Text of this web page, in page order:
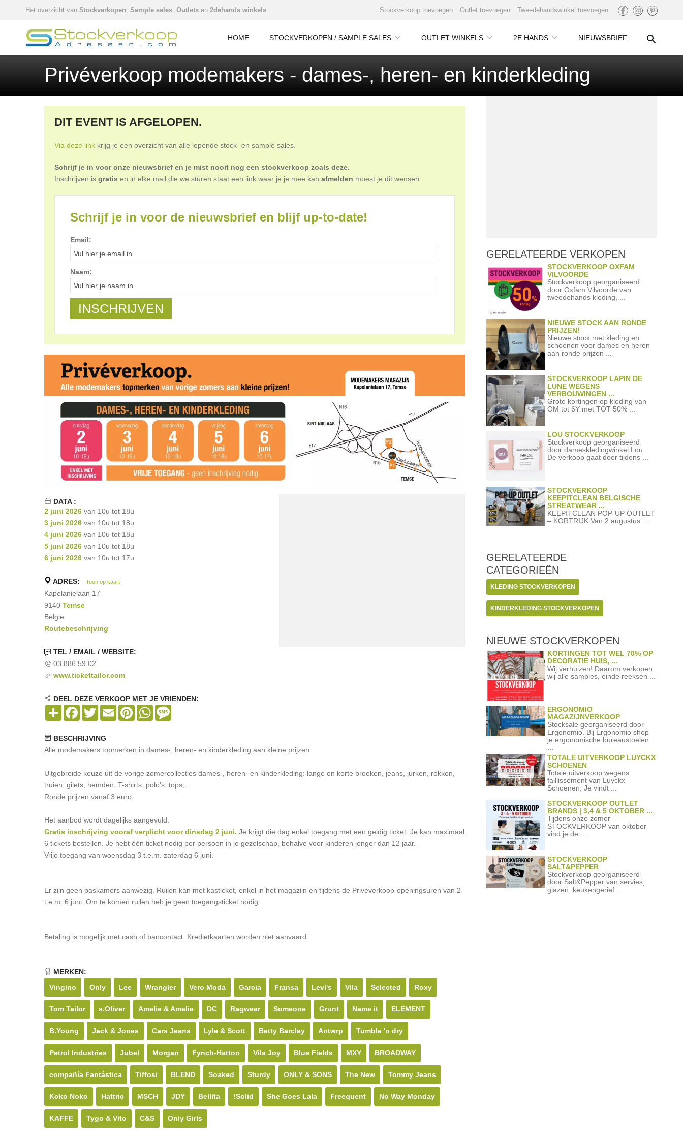
Het overzicht van Stockverkopen, Sample sales, Outlets en 2dehands winkels. Stockverkoop toevoegen Outlet toevoegen Tweedehandswinkel toevoegen
HOME STOCKVERKOPEN / SAMPLE SALES OUTLET WINKELS 2E HANDS NIEUWSBRIEF
Privéverkoop modemakers - dames-, heren- en kinderkleding
DIT EVENT IS AFGELOPEN.
Via deze link krijg je een overzicht van alle lopende stock- en sample sales.
Schrijf je in voor onze nieuwsbrief en je mist nooit nog een stockverkoop zoals deze.
Inschrijven is gratis en in elke mail die we sturen staat een link waar je je mee kan afmelden moest je dit wensen.
Schrijf je in voor de nieuwsbrief en blijf up-to-date!
Email:
Naam:
DATA :
2 juni 2026 van 10u tot 18u
3 juni 2026 van 10u tot 18u
4 juni 2026 van 10u tot 18u
5 juni 2026 van 10u tot 18u
6 juni 2026 van 10u tot 17u
ADRES: Toon op kaart
Kapelanielaan 17
9140 Temse
Belgie
Routebeschrijving
TEL / EMAIL / WEBSITE:
03 886 59 02
www.tickettailor.com
DEEL DEZE VERKOOP MET JE VRIENDEN:
Share Facebook
TwitterEmail PinterestWhatsApp
BESCHRIJVING
Alle modemakers topmerken in dames-, heren- en kinderkleding aan kleine prijzen
Uitgebreide keuze uit de vorige zomercollecties dames-, heren- en kinderkleding: lange en korte broeken, jeans, jurken, rokken,
truien, gilets, hemden, T-shirts, polo’s, tops,...
Ronde prijzen vanaf 3 euro.
Het aanbod wordt dagelijks aangevuld.
Gratis inschrijving vooraf verplicht voor dinsdag 2 juni. Je krijgt die dag enkel toegang met een geldig ticket. Je kan maximaal
6 tickets bestellen. Je hebt één ticket nodig per persoon in je gezelschap, behalve voor kinderen jonger dan 12 jaar.
Vrije toegang van woensdag 3 t.e.m. zaterdag 6 juni.
Er zijn geen paskamers aanwezig. Ruilen kan met kasticket, enkel in het magazijn en tijdens de Privéverkoop-openingsuren van 2
t.e.m. 6 juni. Om te komen ruilen heb je geen toegangsticket nodig.
Betaling is mogelijk met cash of bancontact. Kredietkaarten worden niet aanvaard.
MERKEN:
Vingino
Only Lee Wrangler Vero Moda Garcia Fransa Levi's Vila Selected Roxy
Tom Tailor s.Oliver Amelie & Amelie DC Ragwear Someone Grunt Name it ELEMENT
B.Young Jack & Jones Cars Jeans Lyle & Scott Betty Barclay Antwrp Tumble 'n dry
Petrol Industries Jubel Morgan Fynch-Hatton Vila Joy Blue Fields MXY BROADWAY
compañía Fantástica Tiffosi BLEND Soaked Sturdy ONLY & SONS The New Tommy Jeans
Koko Noko Hattric MSCH JDY Bellita !Solid She Goes Lala Freequent No Way Monday
KAFFE Tygo & Vito C&S Only Girls
GERELATEERDE VERKOPEN
STOCKVERKOOP OXFAM
VILVOORDE
Stockverkoop georganiseerd
door Oxfam Vilvoorde van
tweedehands kleding, ...
NIEUWE STOCK AAN RONDE
PRIJZEN!
Nieuwe stock met kleding en
schoenen voor dames en heren
aan ronde prijzen ...
STOCKVERKOOP LAPIN DE
LUNE WEGENS
VERBOUWINGEN ...
Grote kortingen op kleding van
OM tot 6Y met TOT 50% ...
LOU STOCKVERKOOP
Stockverkoop georganiseerd
door dameskledingwinkel Lou..
De verkoop gaat door tijdens ...
STOCKVERKOOP
KEEPITCLEAN BELGISCHE
STREATWEAR ...
KEEPITCLEAN POP-UP OUTLET
– KORTRIJK Van 2 augustus ...
GERELATEERDE
CATEGORIEËN
KLEDING STOCKVERKOPEN
KINDERKLEDING STOCKVERKOPEN
NIEUWE STOCKVERKOPEN
KORTINGEN TOT WEL 70% OP
DECORATIE HUIS, ...
Wij verhuizen! Daarom verkopen
wij alle samples, einde reeksen ...
ERGONOMIO
MAGAZIJNVERKOOP
Stocksale georganiseerd door
Ergonomio. Bij Ergonomio shop
je ergonomische bureaustoelen
TOTALE UITVERKOOP LUYCKX
SCHOENEN
Totale uitverkoop wegens
faillissement van Luyckx
Schoenen. Je vindt ...
STOCKVERKOOP OUTLET
BRANDS | 3,4 & 5 OKTOBER ...
Tijdens onze zomer
STOCKVERKOOP van oktober
vind je de ...
STOCKVERKOOP
SALT&PEPPER
Stockverkoop georganiseerd
door Salt&Pepper van servies,
glazen, keukengerief ...